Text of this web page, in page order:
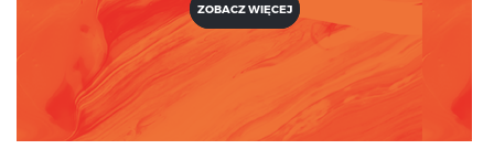
ZOBACZ WIĘCEJ